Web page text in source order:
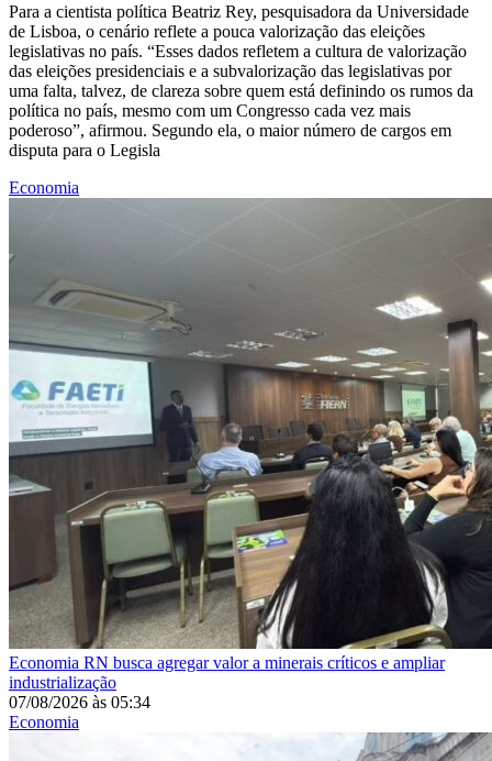
Para a cientista política Beatriz Rey, pesquisadora da Universidade
de Lisboa, o cenário reflete a pouca valorização das eleições
legislativas no país. “Esses dados refletem a cultura de valorização
das eleições presidenciais e a subvalorização das legislativas por
uma falta, talvez, de clareza sobre quem está definindo os rumos da
política no país, mesmo com um Congresso cada vez mais
poderoso”, afirmou. Segundo ela, o maior número de cargos em
disputa para o Legisla
Economia
Economia RN busca agregar valor a minerais críticos e ampliar
industrialização
07/08/2026 às 05:34
Economia